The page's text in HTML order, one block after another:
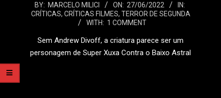
2022-
06-
BY: MARCELO MILICI ON: 27/06/2022
IN:
CRÍTICAS, CRÍTICAS FILMES, TERROR DE SEGUNDA
WITH: 1 COMMENT
Sem Andrew Divoff, a criatura parece ser um
personagem de Super Xuxa Contra o Baixo Astral